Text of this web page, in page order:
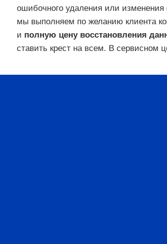
ошибочного удаления или
мы выполняем по желанию клиента
и полную цену восстановления
ставить крест на всем. В сервисном